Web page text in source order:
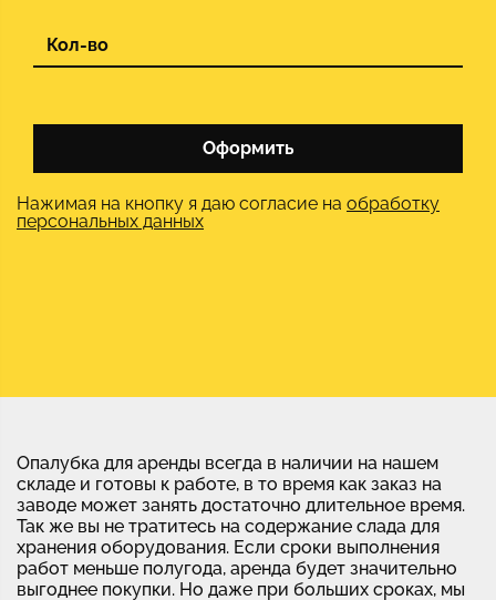
Оформить
Нажимая на кнопку я даю согласие на обработку
персональных данных
Опалубка для аренды всегда в наличии на нашем
складе и готовы к работе, в то время как заказ на
заводе может занять достаточно длительное время.
Так же вы не тратитесь на содержание слада для
хранения оборудования. Если сроки выполнения
работ меньше полугода, аренда будет значительно
выгоднее покупки. Но даже при больших сроках, мы